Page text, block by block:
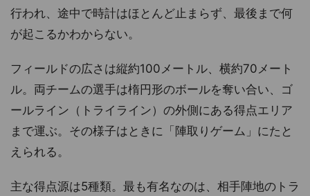
行われ、途中で時計はほとんど止まらず、最後まで何
が起こるかわからない。
フィールドの広さは縦約100メートル、横約70メート
ル。両チームの選手は楕円形のボールを奪い合い、ゴ
ールライン（トライライン）の外側にある得点エリア
まで運ぶ。その様子はときに「陣取りゲーム」にたと
えられる。
主な得点源は5種類。最も有名なのは、相手陣地のトラ